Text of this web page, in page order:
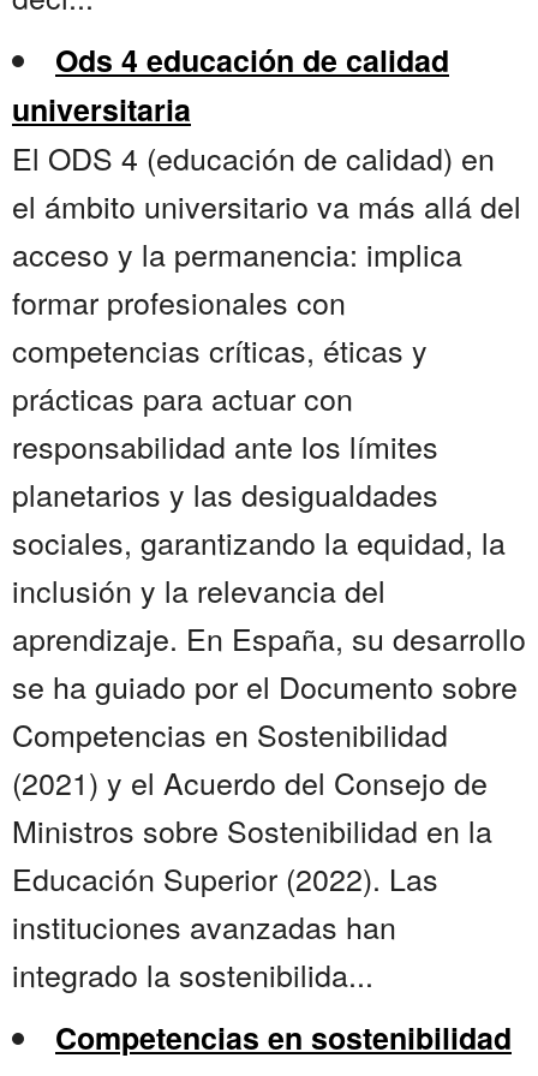
Ods 4 educación de calidad
universitaria
El ODS 4 (educación de calidad) en
el ámbito universitario va más allá del
acceso y la permanencia: implica
formar profesionales con
competencias críticas, éticas y
prácticas para actuar con
responsabilidad ante los límites
planetarios y las desigualdades
sociales, garantizando la equidad, la
inclusión y la relevancia del
aprendizaje. En España, su desarrollo
se ha guiado por el Documento sobre
Competencias en Sostenibilidad
(2021) y el Acuerdo del Consejo de
Ministros sobre Sostenibilidad en la
Educación Superior (2022). Las
instituciones avanzadas han
integrado la sostenibilida...
Competencias en sostenibilidad